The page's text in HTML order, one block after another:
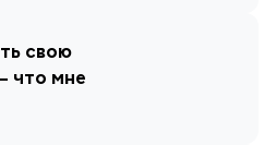
свою
что мне